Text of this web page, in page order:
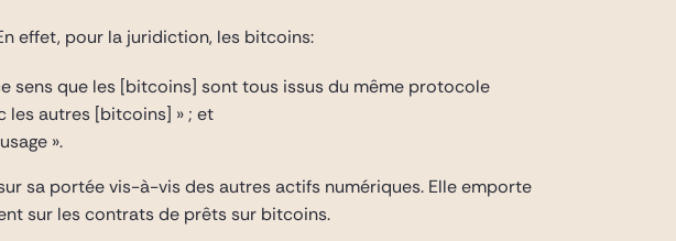
effet, pour la juridiction, les bitcoins:
sens que les [bitcoins] sont tous issus du même protocole
les autres [bitcoins] » ; et
».
sa portée vis-à-vis des autres actifs numériques. Elle emporte
sur les contrats de prêts sur bitcoins.